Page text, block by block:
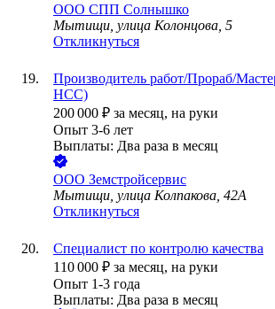
ООО СПП Солнышко
Мытищи, улица Колонцова, 5
Откликнуться
Производитель работ/Прораб/
НСС)
200 000 ₽ за месяц, на руки
Опыт 3-6 лет
Выплаты: Два раза в месяц
ООО Земстройсервис
Мытищи, улица Колпакова, 42А
Откликнуться
Специалист по контролю качества
110 000 ₽ за месяц, на руки
Опыт 1-3 года
Выплаты: Два раза в месяц